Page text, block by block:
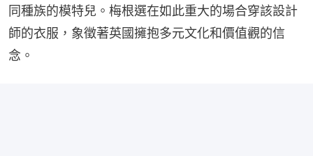
同種族的模特兒。梅根選在如此重大的場合穿該設計
師的衣服，象徵著英國擁抱多元文化和價值觀的信
念。